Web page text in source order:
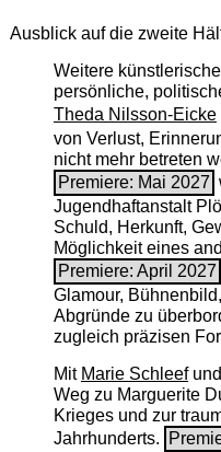
Ausblick auf die zweite
Weitere
persönliche,
Theda Nilsson-Eicke
von Verlust,
nicht mehr betreten
Premiere: Mai 2027
Jugendhaftanstalt
Schuld, Herkunft,
Möglichkeit eines
Premiere: April 2027
Glamour,
Abgründe zu
zugleich präzisen
Mit Marie Schleefund
Weg zu Marguerite
Krieges und zur
Jahrhunderts.